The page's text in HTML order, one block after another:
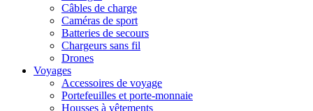
Câbles de charge
Caméras de sport
Batteries de secours
Chargeurs sans fil
Drones
Voyages
Accessoires de voyage
Portefeuilles et porte-monnaie
Housses à vêtements